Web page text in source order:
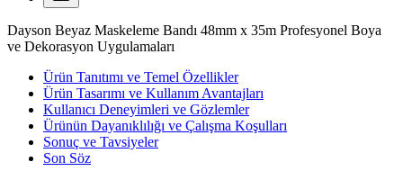
Dayson Beyaz Maskeleme Bandı 48mm x 35m Profesyonel Boya
ve Dekorasyon Uygulamaları
Ürün Tanıtımı ve Temel Özellikler
Ürün Tasarımı ve Kullanım Avantajları
Kullanıcı Deneyimleri ve Gözlemler
Ürünün Dayanıklılığı ve Çalışma Koşulları
Sonuç ve Tavsiyeler
Son Söz